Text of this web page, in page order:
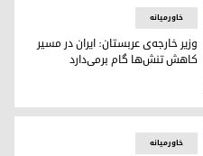
عربستان سعودی
خاورمیانه
وزیر خارجه‌ی عربستان: ایران در مسیر
کاهش تنش‌ها گام برمی‌دارد
خاورمیانه